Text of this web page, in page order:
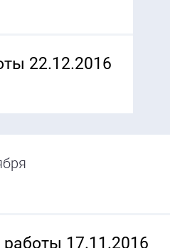
22.12.2016
17.11.2016